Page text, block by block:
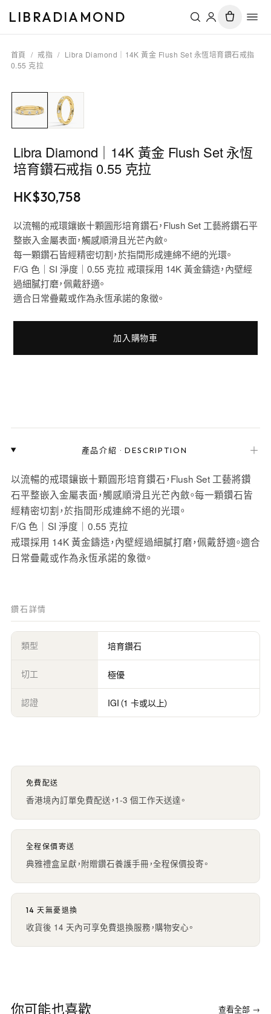
LIBRADIAMOND
首頁 / 戒指 / Libra Diamond｜14K 黃金 Flush Set 永恆培育鑽石戒指
0.55 克拉
Libra Diamond｜14K 黃金 Flush Set 永恆
培育鑽石戒指 0.55 克拉
HK$30,758
以流暢的戒環鑲嵌十顆圓形培育鑽石，Flush Set 工藝將鑽石平
整嵌入金屬表面，觸感順滑且光芒內斂。
每一顆鑽石皆經精密切割，於指間形成連綿不絕的光環。
F/G 色｜SI 淨度｜0.55 克拉 戒環採用 14K 黃金鑄造，內壁經
過細膩打磨，佩戴舒適。
適合日常疊戴或作為永恆承諾的象徵。
加入購物車
產品介紹 ·DESCRIPTION ＋
以流暢的戒環鑲嵌十顆圓形培育鑽石，Flush Set 工藝將鑽
石平整嵌入金屬表面，觸感順滑且光芒內斂。每一顆鑽石皆
經精密切割，於指間形成連綿不絕的光環。
F/G 色｜SI 淨度｜0.55 克拉
戒環採用 14K 黃金鑄造，內壁經過細膩打磨，佩戴舒適。適合
日常疊戴或作為永恆承諾的象徵。
鑽石詳情
類型 培育鑽石
切工 極優
認證 IGI（1 卡或以上）
免費配送
香港境內訂單免費配送，1-3 個工作天送達。
全程保價寄送
典雅禮盒呈獻，附贈鑽石養護手冊，全程保價投寄。
14 天無憂退換
收貨後 14 天內可享免費退換服務，購物安心。
你可能也喜歡 查看全部 →